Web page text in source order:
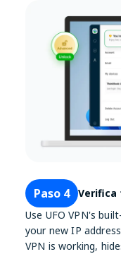
Paso 4
Verifica
Use UFO VPN's
your new IP
VPN is working,